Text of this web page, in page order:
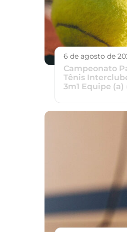
6 de agosto de
Campeonato
Tênis
3m1 Equipe (a)